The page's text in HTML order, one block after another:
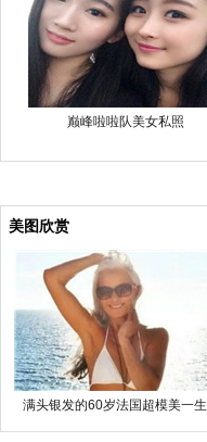
巅峰啦啦队美女私照
美图欣赏
满头银发的60岁法国超模美一生